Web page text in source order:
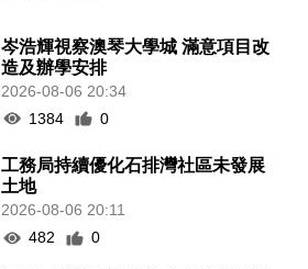
岑浩輝視察澳琴大學城 滿意項目改
造及辦學安排
2026-08-06 20:34
1384
0
工務局持續優化石排灣社區未發展
土地
2026-08-06 20:11
482
0